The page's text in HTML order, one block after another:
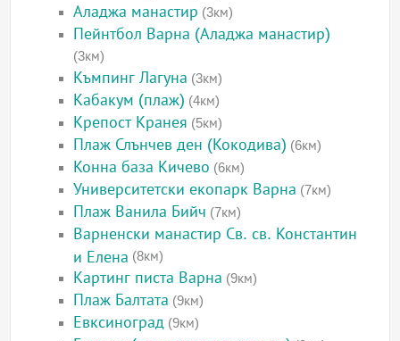
Аладжа манастир (3км)
Пейнтбол Варна (Аладжа манастир)
(3км)
Къмпинг Лагуна (3км)
Кабакум (плаж) (4км)
Крепост Кранея (5км)
Плаж Слънчев ден (Кокодива) (6км)
Конна база Кичево (6км)
Университетски екопарк Варна (7км)
Плаж Ванила Бийч (7км)
Варненски манастир Св. св. Константин
и Елена (8км)
Картинг писта Варна (9км)
Плаж Балтата (9км)
Евксиноград (9км)